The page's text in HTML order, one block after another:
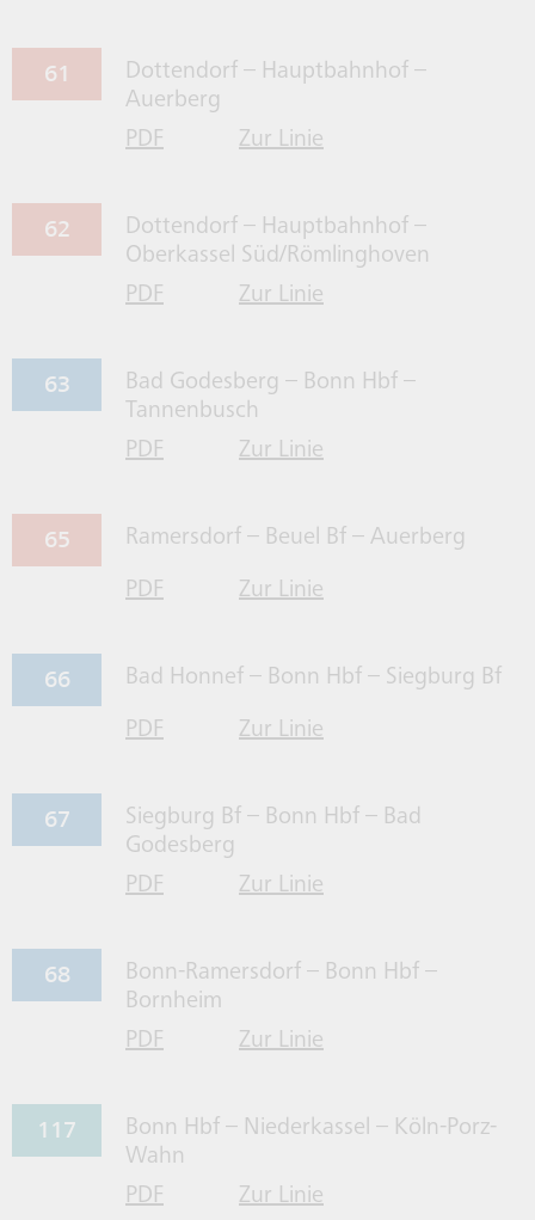
NEWSLETTER
BONN ENTDECKEN
SO FÄHRT BONN
ERKLÄRUNGEN ZUR
BARRIEREFREIHEIT
61
Dottendorf – Hauptbahnhof –
Auerberg
PDFfür Linie 61 herrunterladen
Zur Linie61 gehen
62
Dottendorf – Hauptbahnhof –
Oberkassel Süd/Römlinghoven
PDFfür Linie 62 herrunterladen
Zur Linie62 gehen
63
Bad Godesberg – Bonn Hbf –
Tannenbusch
PDFfür Linie 63 herrunterladen
Zur Linie63 gehen
65 Ramersdorf – Beuel Bf – Auerberg
PDFfür Linie 65 herrunterladen
Zur Linie65 gehen
66 Bad Honnef – Bonn Hbf – Siegburg Bf
PDFfür Linie 66 herrunterladen
Zur Linie66 gehen
67
Siegburg Bf – Bonn Hbf – Bad
Godesberg
PDFfür Linie 67 herrunterladen
Zur Linie67 gehen
68
Bonn-Ramersdorf – Bonn Hbf –
Bornheim
PDFfür Linie 68 herrunterladen
Zur Linie68 gehen
117
Bonn Hbf – Niederkassel – Köln-Porz-
Wahn
PDFfür Linie 117 herrunterladen
Zur Linie117 gehen